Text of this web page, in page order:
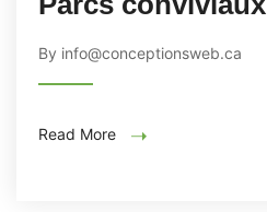
By info@conceptionsweb.ca
Read More